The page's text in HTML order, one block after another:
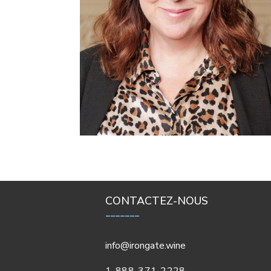
CONTACTEZ-NOUS
_______
info@irongate.wine